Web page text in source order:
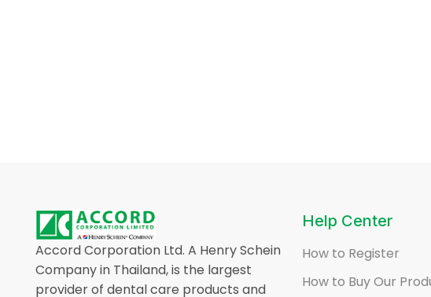
Accord Corporation Ltd. A Henry Schein
Company in Thailand, is the largest
provider of dental care products and
Help Center
How to Register
How to Buy Our